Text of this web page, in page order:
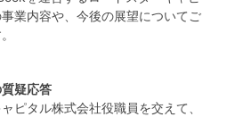
業内容や、今後の展望についてご
疑応答
ピタル株式会社役職員を交えて、